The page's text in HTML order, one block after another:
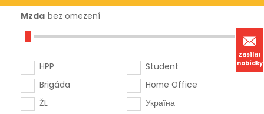
Zasílat
nabídky
Mzda bez omezení
HPP
Brigáda
ŽL
Student
Home Office
Україна